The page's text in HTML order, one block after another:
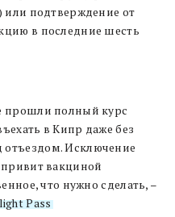
или подтверждение от
в последние шесть
прошли полный курс
в Кипр даже без
Исключение
привит вакциной
что нужно сделать, –
Pass.